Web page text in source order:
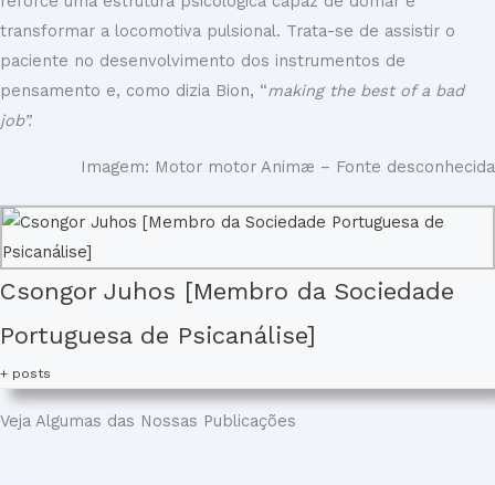
transformar a locomotiva pulsional. Trata-se de assistir o
paciente no desenvolvimento dos instrumentos de
pensamento e, como dizia Bion, “making the best of a bad
job”.
Imagem: Motor motor Animæ – Fonte desconhecida
Csongor Juhos [Membro da Sociedade
Portuguesa de Psicanálise]
+ posts
Veja Algumas das Nossas Publicações